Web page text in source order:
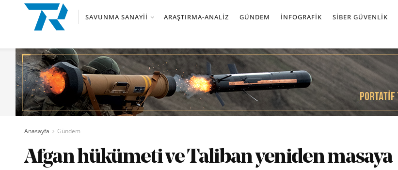
SAVUNMA SANAYII ARAŞTIRMA-ANALIZ GÜNDEM İNFOGRAFIK SIBER GÜVENLIK
Anasayfa Gündem
Afgan hükümeti ve Taliban yeniden masaya